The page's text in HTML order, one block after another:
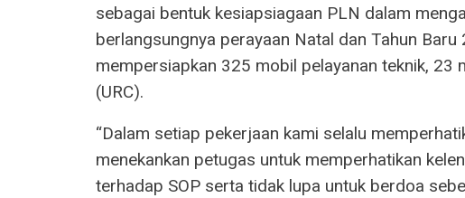
sebagai bentuk kesiapsiagaan PLN dalam
berlangsungnya perayaan Natal dan Tahun
mempersiapkan 325 mobil pelayanan teknik, 23
(URC).
“Dalam setiap pekerjaan kami selalu
menekankan petugas untuk memperhatikan
terhadap SOP serta tidak lupa untuk berdoa